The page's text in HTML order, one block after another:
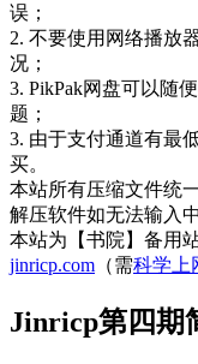
误；
2. 不要使用网络播放
况；
3. PikPak网盘可以随
题；
3. 由于支付通道有最
买。
本站所有压缩文件统
解压软件如无法输入
本站为【书院】备用
jinricp.com （需科学上
Jinricp第四期